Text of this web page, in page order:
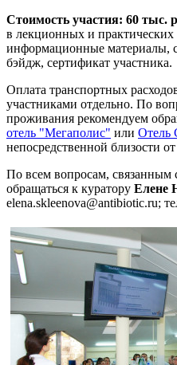
Стоимость участия: 60 тыс.
в лекционных и практических
информационные материалы,
бэйдж, сертификат участника.
Оплата транспортных
участниками отдельно. По
проживания рекомендуем
отель "Мегаполис" или Отель
непосредственной близости
По всем вопросам, связанным
обращаться к куратору Елене
elena.skleenova@antibiotic.ru;